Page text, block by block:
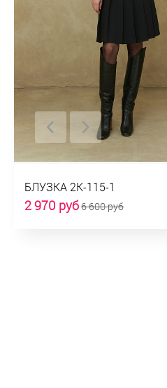
БЛУЗКА 2К-115-1
2 970 руб6 600 руб